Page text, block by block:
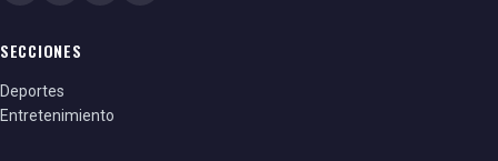
SECCIONES
Deportes
Entretenimiento